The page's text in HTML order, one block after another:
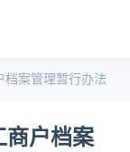
档案管理暂行办法
商户档案